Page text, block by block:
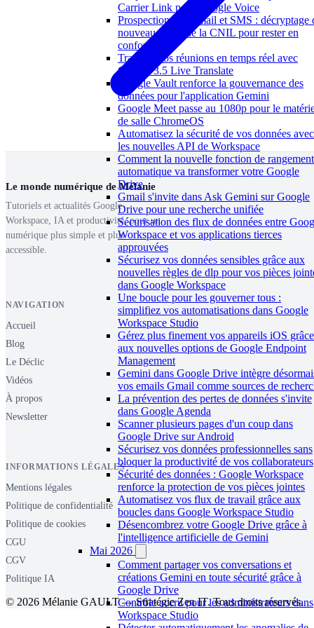
Carrier Link pour Google Voice
Prospection par e-mail et SMS : décryptage
nouveau guide de la CNIL pour rester en
conformité
Traduire vos réunions en temps réel avec
Gemini 3.5 Live Translate
Google Vault renforce la gouvernance des
données pour l'application Gemini
Google Meet passe au 1080p pour le
de salle ChromeOS
Automatisez la sécurité de vos données avec
les nouvelles API de Workspace
Comment la nouvelle fonction de rangement
automatique va transformer votre Google
Drive
Gmail s'invite dans Ask Gemini sur Google
Drive pour une recherche unifiée
Sécurisation des flux de données entre
Workspace et vos applications tierces
approuvées
Sécurisez vos données sensibles grâce aux
nouvelles règles de dlp pour vos pièces
dans Google Workspace
Une boucle pour les gouverner tous :
simplifiez vos automatisations dans Google
Workspace Studio
Gérez plus finement vos appareils iOS grâce
aux nouvelles options de Google Endpoint
Management
Gemini dans Google Drive intègre
vos emails Gmail comme sources de
La prévention des pertes de données s'invite
dans Google Agenda
Scanner plusieurs pages d'un coup dans
Google Drive sur Android
Sécurisez vos données professionnelles sans
bloquer la productivité de vos collaborateurs
Sécurité des données : Google Workspace
renforce la protection de vos pièces jointes
Automatisez vos flux de travail grâce aux
boucles dans Google Workspace Studio
Désencombrez votre Google Drive grâce à
l'intelligence artificielle de Gemini
Mai 2026
Comment partager vos conversations et
créations Gemini en toute sécurité grâce à
Google Drive
Contrôle accru pour les administrateurs dans
Workspace Studio
Le monde numérique de Mélanie
Tutoriels et actualités Google
Workspace, IA et productivité, pour un
numérique plus simple et plus
accessible.
NAVIGATION
Accueil
Blog
Le Déclic
Vidéos
À propos
Newsletter
INFORMATIONS LÉGALES
Mentions légales
Politique de confidentialité
Politique de cookies
CGU
CGV
Politique IA
© 2026 Mélanie GAULT — Stratégie Zen IT. Tous droits réservés.